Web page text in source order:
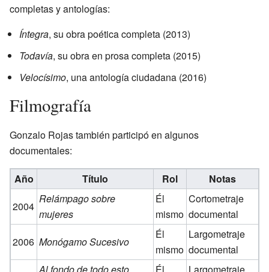
completas y antologías:
Íntegra, su obra poética completa (2013)
Todavía, su obra en prosa completa (2015)
Velocísimo, una antología ciudadana (2016)
Filmografía
Gonzalo Rojas también participó en algunos
documentales:
Año Título Rol
Notas
2004
Relámpago sobre
mujeres
Él
mismo
Cortometraje
documental
2006 Monógamo Sucesivo
Él
mismo
Largometraje
documental
Al fondo de todo esto
Él
Largometraje